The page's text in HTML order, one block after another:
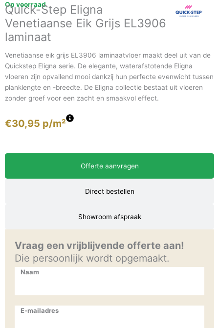
Op voorraad
Quick-Step Eligna
Venetiaanse Eik Grijs EL3906
laminaat
Venetiaanse eik grijs EL3906 laminaatvloer maakt deel uit van de
Quickstep Eligna serie. De elegante, waterafstotende Eligna
vloeren zijn opvallend mooi dankzij hun perfecte evenwicht tussen
planklengte en -breedte. De Eligna collectie bestaat uit vloeren
zonder groef voor een zacht en smaakvol effect.
€30,95 p/m²
Offerte aanvragen
Direct bestellen
Showroom afspraak
Vraag een vrijblijvende offerte aan!
Die persoonlijk wordt opgemaakt.
Naam
E-mailadres